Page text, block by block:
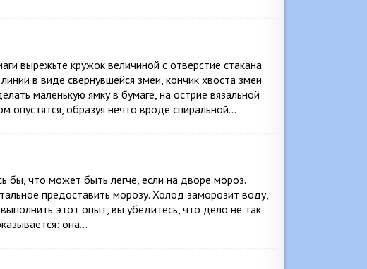
вырежьте кружок величиной с отверстие стакана.
в виде свернувшейся змеи, кончик хвоста змеи
маленькую ямку в бумаге, на острие вязальной
опустятся, образуя нечто вроде спиральной…
бы, что может быть легче, если на дворе мороз.
предоставить морозу. Холод заморозит воду,
этот опыт, вы убедитесь, что дело не так
она…